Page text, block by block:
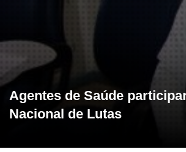
Agentes de Saúde
Nacional de Lutas